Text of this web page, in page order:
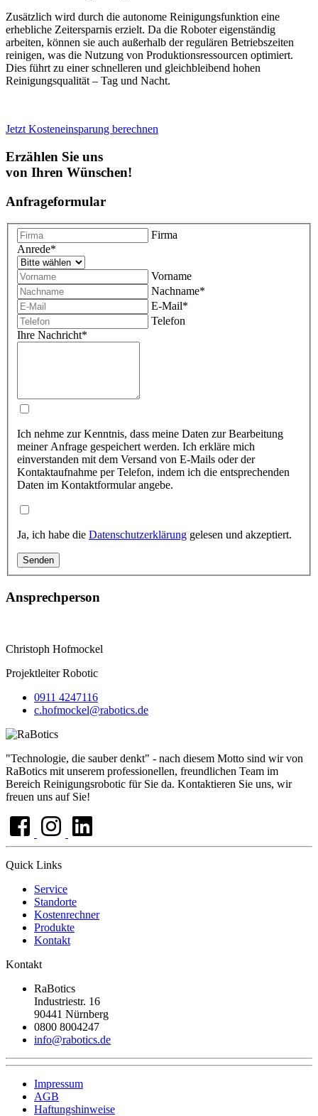
Zusätzlich wird durch die autonome Reinigungsfunktion eine
erhebliche Zeitersparnis erzielt. Da die Roboter eigenständig
arbeiten, können sie auch außerhalb der regulären Betriebszeiten
reinigen, was die Nutzung von Produktionsressourcen optimiert.
Dies führt zu einer schnelleren und gleichbleibend hohen
Reinigungsqualität – Tag und Nacht.
Jetzt Kosteneinsparung berechnen
Erzählen Sie uns
von Ihren Wünschen!
Anfrageformular
Firma
Anrede*
Vorname
Nachname*
E-Mail*
Telefon
Ihre Nachricht*
Ich nehme zur Kenntnis, dass meine Daten zur Bearbeitung
meiner Anfrage gespeichert werden. Ich erkläre mich
einverstanden mit dem Versand von E-Mails oder der
Kontaktaufnahme per Telefon, indem ich die entsprechenden
Daten im Kontaktformular angebe.
Ja, ich habe die Datenschutzerklärung gelesen und akzeptiert.
Ansprechperson
Christoph Hofmockel
Projektleiter Robotic
0911 4247116
c.hofmockel@rabotics.de
"Technologie, die sauber denkt" - nach diesem Motto sind wir von
RaBotics mit unserem professionellen, freundlichen Team im
Bereich Reinigungsrobotic für Sie da. Kontaktieren Sie uns, wir
freuen uns auf Sie!
Quick Links
Service
Standorte
Kostenrechner
Produkte
Kontakt
Kontakt
RaBotics
Industriestr. 16
90441 Nürnberg
0800 8004247
info@rabotics.de
Impressum
AGB
Haftungshinweise